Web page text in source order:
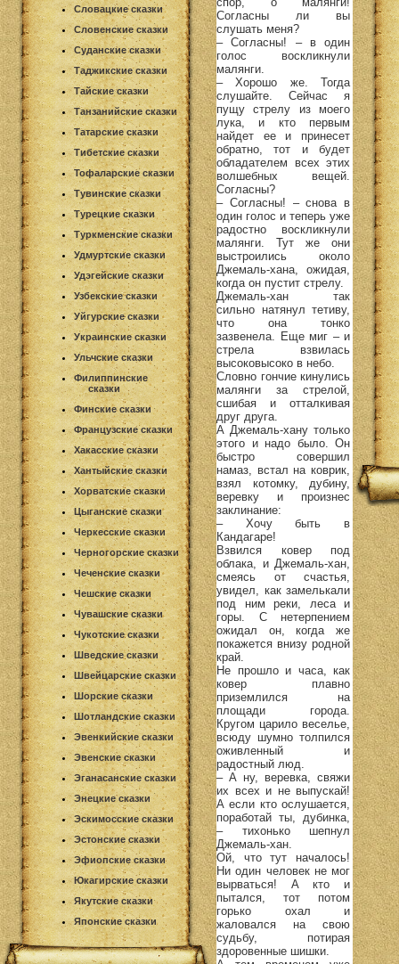
Словацкие сказки
Словенские сказки
Суданские сказки
Таджикские сказки
Тайские сказки
Танзанийские сказки
Татарские сказки
Тибетские сказки
Тофаларские сказки
Тувинские сказки
Турецкие сказки
Туркменские сказки
Удмуртские сказки
Удэгейские сказки
Узбекские сказки
Уйгурские сказки
Украинские сказки
Ульчские сказки
Филиппинские
сказки
Финские сказки
Французские сказки
Хакасские сказки
Хантыйские сказки
Хорватские сказки
Цыганские сказки
Черкесские сказки
Черногорские сказки
Чеченские сказки
Чешские сказки
Чувашские сказки
Чукотские сказки
Шведские сказки
Швейцарские сказки
Шорские сказки
Шотландские сказки
Эвенкийские сказки
Эвенские сказки
Эганасанские сказки
Энецкие сказки
Эскимосские сказки
Эстонские сказки
Эфиопские сказки
Юкагирские сказки
Якутские сказки
Японские сказки
Согласны ли вы
слушать меня?
– Согласны! – в один
голос воскликнули
малянги.
– Хорошо же. Тогда
слушайте. Сейчас я
пущу стрелу из моего
лука, и кто первым
найдет ее и принесет
обратно, тот и будет
обладателем всех этих
волшебных вещей.
Согласны?
– Согласны! – снова в
один голос и теперь уже
радостно воскликнули
малянги. Тут же они
выстроились около
Джемаль-хана, ожидая,
когда он пустит стрелу.
Джемаль-хан так
сильно натянул тетиву,
что она тонко
зазвенела. Еще миг – и
стрела взвилась
высоковысоко в небо.
Словно гончие кинулись
малянги за стрелой,
сшибая и отталкивая
друг друга.
А Джемаль-хану только
этого и надо было. Он
быстро совершил
намаз, встал на коврик,
взял котомку, дубину,
веревку и произнес
заклинание:
– Хочу быть в
Кандагаре!
Взвился ковер под
облака, и Джемаль-хан,
смеясь от счастья,
увидел, как замелькали
под ним реки, леса и
горы. С нетерпением
ожидал он, когда же
покажется внизу родной
край.
Не прошло и часа, как
ковер плавно
приземлился на
площади города.
Кругом царило веселье,
всюду шумно толпился
оживленный и
радостный люд.
– А ну, веревка, свяжи
их всех и не выпускай!
А если кто ослушается,
поработай ты, дубинка,
– тихонько шепнул
Джемаль-хан.
Ой, что тут началось!
Ни один человек не мог
вырваться! А кто и
пытался, тот потом
горько охал и
жаловался на свою
судьбу, потирая
здоровенные шишки.